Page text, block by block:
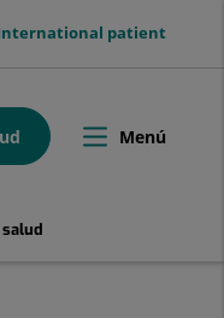
patient
Toggle
Menú